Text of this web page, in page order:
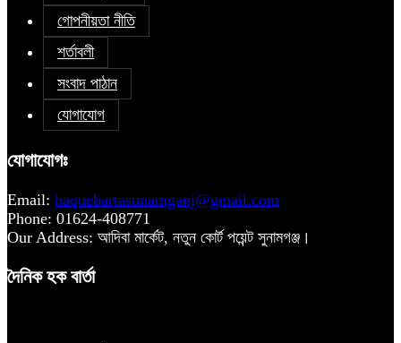
গোপনীয়তা নীতি
শর্তাবলী
সংবাদ পাঠান
যোগাযোগ
যোগাযোগঃ
Email: haquebartasunamganj@gmail.com
Phone: 01624-408771
Our Address: আদিবা মার্কেট, নতুন কোর্ট পয়েন্ট সুনামগঞ্জ।
দৈনিক হক বার্তা